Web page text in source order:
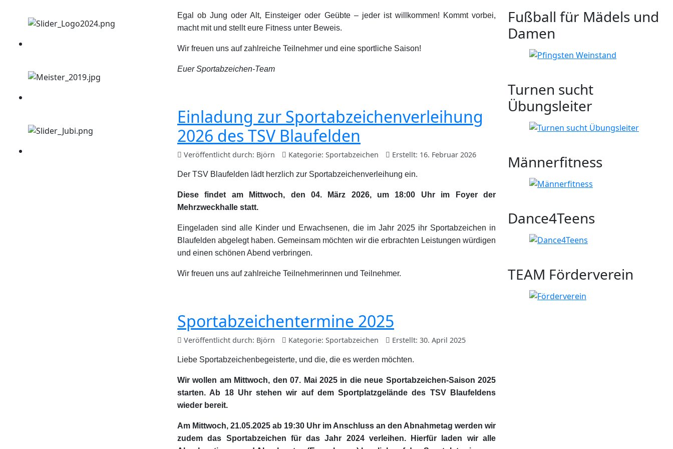
Egal ob Jung oder Alt, Einsteiger oder Geübte – jeder ist willkommen! Kommt vorbei,
macht mit und stellt eure Fitness unter Beweis.
Wir freuen uns auf zahlreiche Teilnehmer und eine sportliche Saison!
Euer Sportabzeichen-Team
Einladung zur Sportabzeichenverleihung
2026 des TSV Blaufelden
Veröffentlicht durch: Björn Kategorie: Sportabzeichen Erstellt: 16. Februar 2026
Der TSV Blaufelden lädt herzlich zur Sportabzeichenverleihung ein.
Diese findet am Mittwoch, den 04. März 2026, um 18:00 Uhr im Foyer der
Mehrzweckhalle statt.
Eingeladen sind alle Kinder und Erwachsenen, die im Jahr 2025 ihr Sportabzeichen in
Blaufelden abgelegt haben. Gemeinsam möchten wir die erbrachten Leistungen würdigen
und einen schönen Abend verbringen.
Wir freuen uns auf zahlreiche Teilnehmerinnen und Teilnehmer.
Sportabzeichentermine 2025
Veröffentlicht durch: Björn Kategorie: Sportabzeichen Erstellt: 30. April 2025
Liebe Sportabzeichenbegeisterte, und die, die es werden möchten.
Wir wollen am Mittwoch, den 07. Mai 2025 in die neue Sportabzeichen-Saison 2025
starten. Ab 18 Uhr stehen wir auf dem Sportplatzgelände des TSV Blaufeldens
wieder bereit.
Am Mittwoch, 21.05.2025 ab 19:30 Uhr im Anschluss an den Abnahmetag werden wir
zudem das Sportabzeichen für das Jahr 2024 verleihen. Hierfür laden wir alle
Fußball für Mädels und
Damen
Turnen sucht
Übungsleiter
Männerfitness
Dance4Teens
TEAM Förderverein